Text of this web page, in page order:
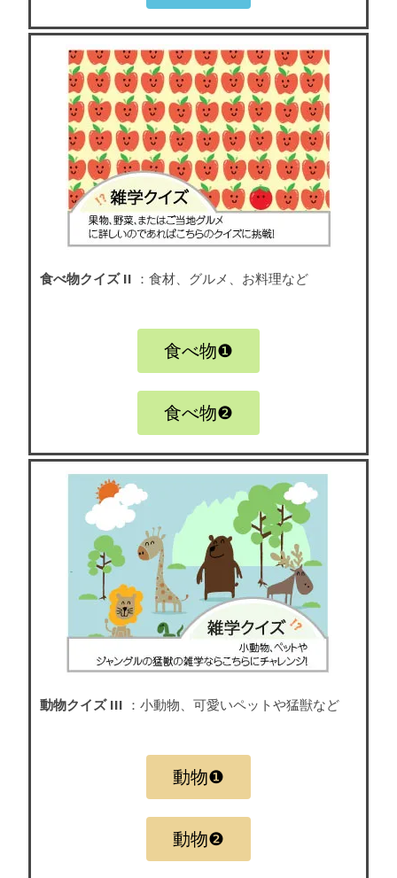
食べ物クイズ II ：食材、グルメ、お料理など
食べ物❶
食べ物❷
動物クイズ III ：小動物、可愛いペットや猛獣など
動物❶
動物❷